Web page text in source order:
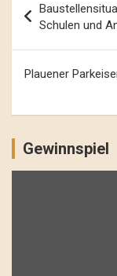
Navigation
Schulen und
Plauener
Gewinnspiel